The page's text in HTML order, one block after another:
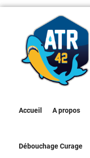
Accueil A propos
Débouchage Curage